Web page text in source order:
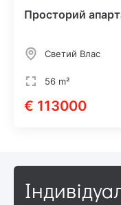
Просторий
Светий Влас
56 m²
€ 113000